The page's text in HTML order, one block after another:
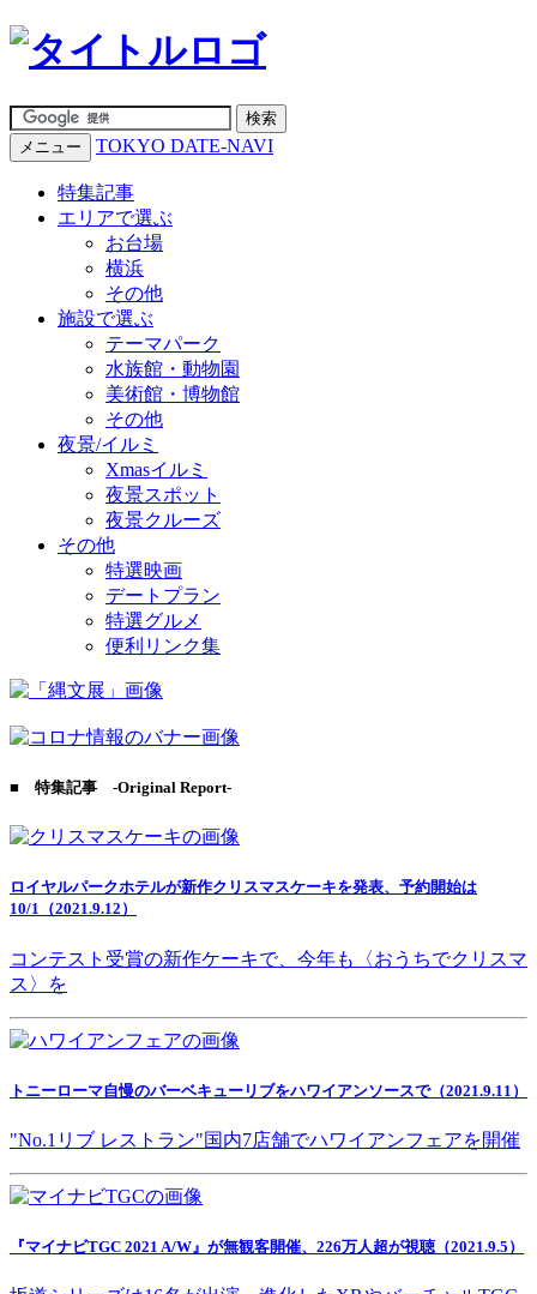
メニュー TOKYO DATE-NAVI
特集記事
エリアで選ぶ
お台場
横浜
その他
施設で選ぶ
テーマパーク
水族館・動物園
美術館・博物館
その他
夜景/イルミ
Xmasイルミ
夜景スポット
夜景クルーズ
その他
特選映画
デートプラン
特選グルメ
便利リンク集
■ 特集記事 -Original Report-
ロイヤルパークホテルが新作クリスマスケーキを発表、予約開始は
10/1（2021.9.12）
コンテスト受賞の新作ケーキで、今年も〈おうちでクリスマ
ス〉を
トニーローマ自慢のバーベキューリブをハワイアンソースで（2021.9.11）
"No.1リブ レストラン"国内7店舗でハワイアンフェアを開催
『マイナビTGC 2021 A/W』が無観客開催、226万人超が視聴（2021.9.5）